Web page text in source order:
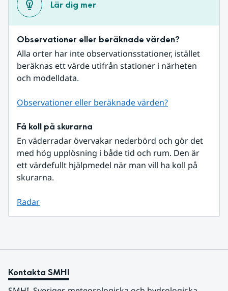
Lär dig mer
Observationer eller beräknade värden?
Alla orter har inte observationsstationer, istället
beräknas ett värde utifrån stationer i närheten
och modelldata.
Observationer eller beräknade värden?
Få koll på skurarna
En väderradar övervakar nederbörd och gör det
med hög upplösning i både tid och rum. Den är
ett värdefullt hjälpmedel när man vill ha koll på
skurarna.
Radar
Kontakta SMHI